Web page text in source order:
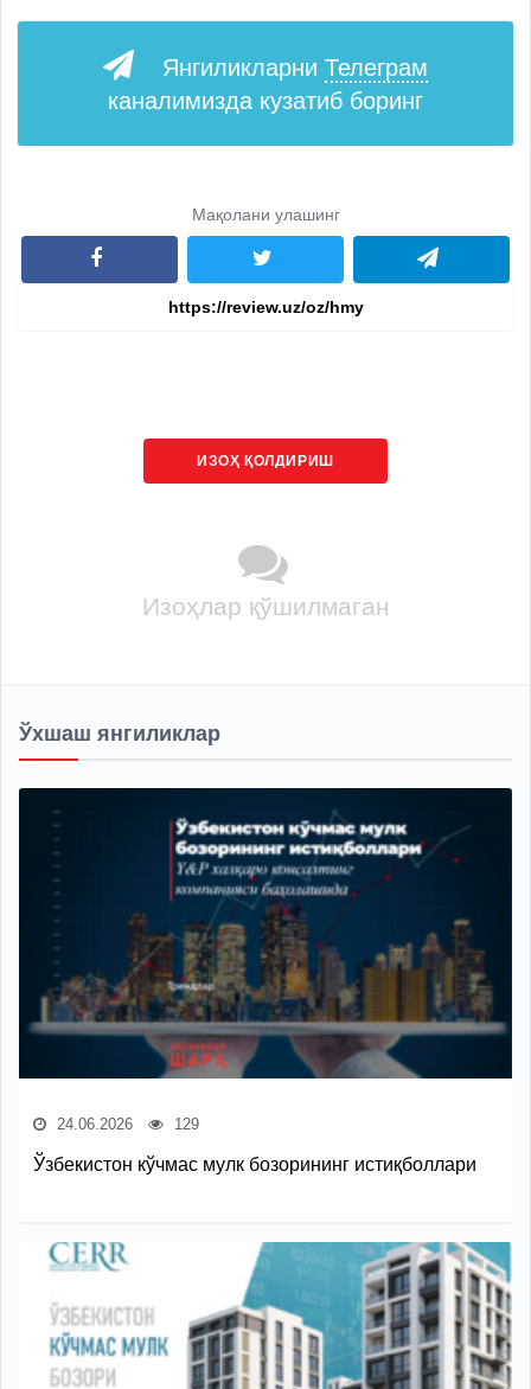
Янгиликларни Телеграм
каналимизда кузатиб боринг
Мақолани улашинг
ИЗОҲ ҚОЛДИРИШ
Изоҳлар қўшилмаган
Ўхшаш янгиликлар
24.06.2026 129
Ўзбекистон кўчмас мулк бозорининг истиқболлари